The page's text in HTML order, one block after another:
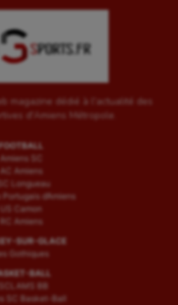
magazine dédié à l'actualité des
d'Amiens Métropole.
FOOTBALL
Amiens SC
AC Amiens
Longueau
Portugais d’Amiens
US Camon
RC Amiens
SUR-GLACE
Gothiques
BALL
BB
SC Basket-Ball